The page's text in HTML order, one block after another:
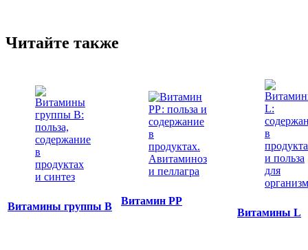
Читайте также
Витамины группы B
Витамин РР
Витамины L